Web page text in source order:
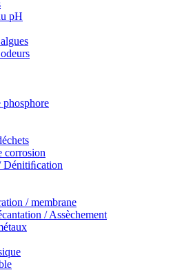
pH
corrosion
/ membrane
/ Assèchement